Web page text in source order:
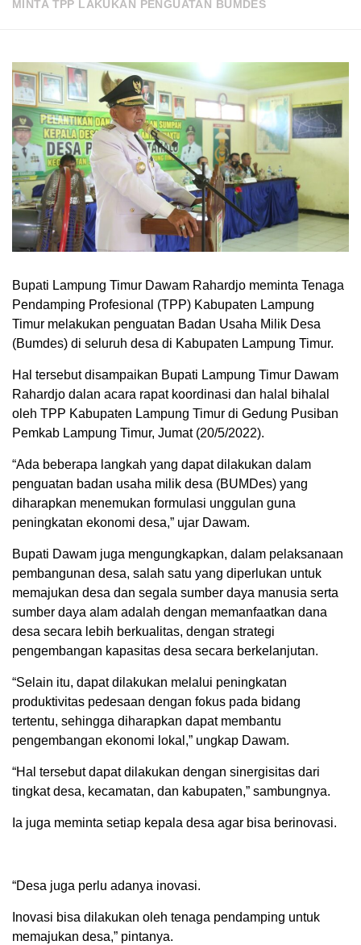
MINTA TPP LAKUKAN PENGUATAN BUMDES
Bupati Lampung Timur Dawam Rahardjo meminta Tenaga
Pendamping Profesional (TPP) Kabupaten Lampung
Timur melakukan penguatan Badan Usaha Milik Desa
(Bumdes) di seluruh desa di Kabupaten Lampung Timur.
Hal tersebut disampaikan Bupati Lampung Timur Dawam
Rahardjo dalan acara rapat koordinasi dan halal bihalal
oleh TPP Kabupaten Lampung Timur di Gedung Pusiban
Pemkab Lampung Timur, Jumat (20/5/2022).
“Ada beberapa langkah yang dapat dilakukan dalam
penguatan badan usaha milik desa (BUMDes) yang
diharapkan menemukan formulasi unggulan guna
peningkatan ekonomi desa,” ujar Dawam.
Bupati Dawam juga mengungkapkan, dalam pelaksanaan
pembangunan desa, salah satu yang diperlukan untuk
memajukan desa dan segala sumber daya manusia serta
sumber daya alam adalah dengan memanfaatkan dana
desa secara lebih berkualitas, dengan strategi
pengembangan kapasitas desa secara berkelanjutan.
“Selain itu, dapat dilakukan melalui peningkatan
produktivitas pedesaan dengan fokus pada bidang
tertentu, sehingga diharapkan dapat membantu
pengembangan ekonomi lokal,” ungkap Dawam.
“Hal tersebut dapat dilakukan dengan sinergisitas dari
tingkat desa, kecamatan, dan kabupaten,” sambungnya.
Ia juga meminta setiap kepala desa agar bisa berinovasi.
“Desa juga perlu adanya inovasi.
Inovasi bisa dilakukan oleh tenaga pendamping untuk
memajukan desa,” pintanya.